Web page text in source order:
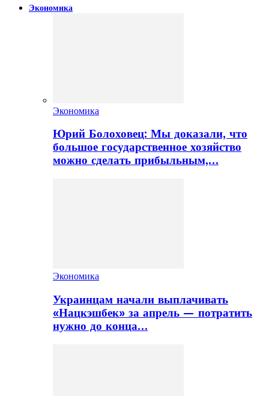
Экономика
Экономика
Юрий Болоховец: Мы доказали, что
большое государственное хозяйство
можно сделать прибыльным,…
Экономика
Украинцам начали выплачивать
«Нацкэшбек» за апрель — потратить
нужно до конца…